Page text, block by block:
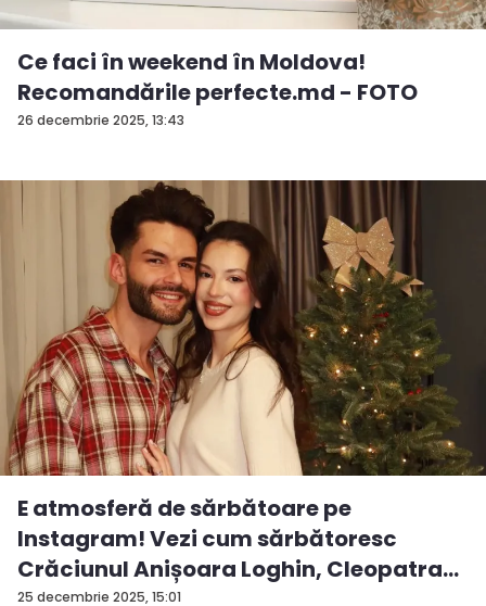
26 decembrie 2025, 13:43
Ce faci în weekend în Moldova!
Recomandările perfecte.md - FOTO
25 decembrie 2025, 15:01
E atmosferă de sărbătoare pe
Instagram! Vezi cum sărbătoresc
Crăciunul Anișoara Loghin, Cleopatra
S...